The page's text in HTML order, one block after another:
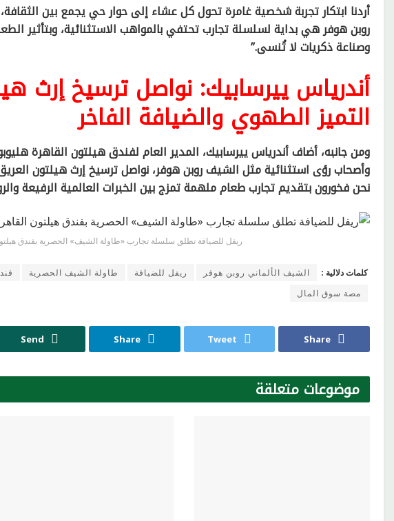
أردنا ابتكار تجربة شخصية غامرة تحول كل عشاء إلى حوار حي يجمع بين
روبن هوفر هي بداية لسلسلة تجارب تحتفي بالمواهب الاستثنائية، وبتأثير
وصناعة ذكريات لا تُنسى.”
أندرياس ييرسابيك: نواصل ترسيخ إرث
التميز الطهوي والضيافة الفاخر
ومن جانبه، أضاف أندرياس ييرسابيك، المدير العام لفندق هيلتون القاهرة
وأصحاب رؤى استثنائية مثل الشيف روبن هوفر، نواصل ترسيخ إرث هيلتون
نحن فخورون بتقديم تجارب طعام ملهمة تمزج بين الخبرات العالمية الرفيعة
ريفل للضيافة تطلق سلسلة تجارب «طاولة الشيف» الحصرية بفندق
كلمات دلالية : الشيف الألماني روبن هوفر ريفل للضيافة طاولة الشيف الحصرية
مصة سوق المال
Share
Tweet
Share
Send
موضوعات متعلقة